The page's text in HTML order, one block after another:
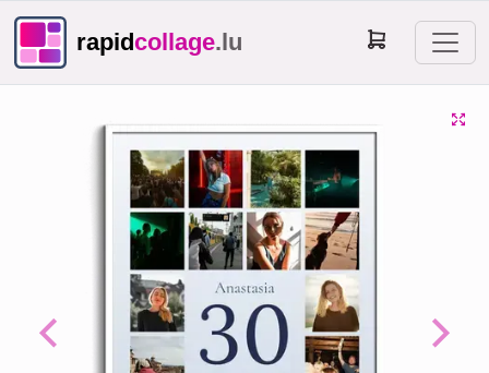
rapidcollage.lu
Previous Next